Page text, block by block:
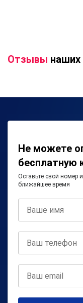
Отзывы наших
Не можете
бесплатную
Оставьте свой номер
ближайшее время